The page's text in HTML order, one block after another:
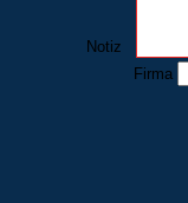
Notiz
Firma